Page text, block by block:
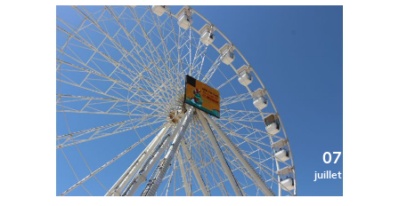
07
juillet